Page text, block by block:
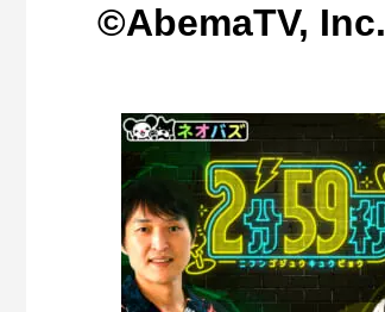
©AbemaTV, Inc.